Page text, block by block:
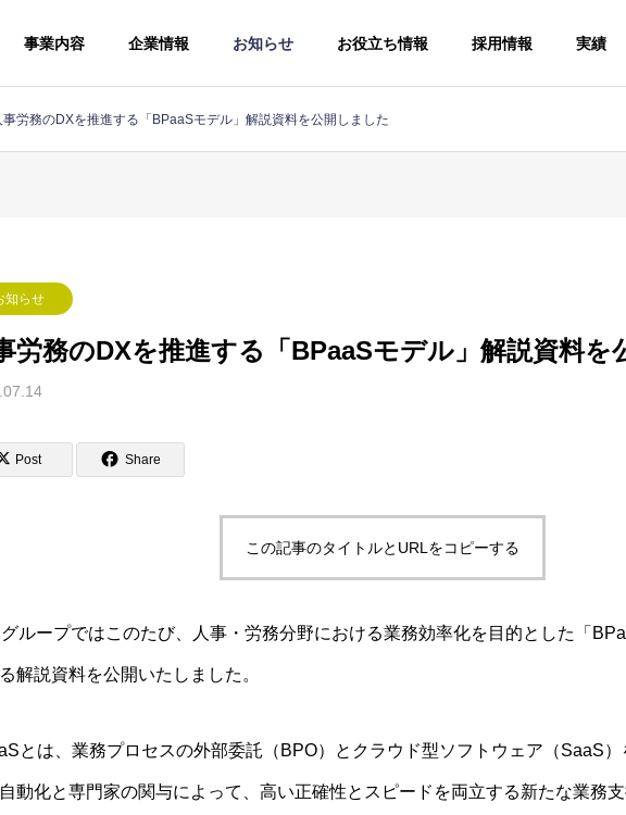
事業内容 企業情報 お知らせ お役立ち情報 採用情報 実績
社会保険手続
きアウトソー
シング
Social
procedure
agency
人事労務コン
サルティング
事労務のDXを推進する「BPaaSモデル」解説資料を公開しました
知らせ
労務のDXを推進する「BPaaSモデル」解説資料を
Post Share
この記事のタイトルとURLをコピーする
ループではこのたび、人事・労務分野における業務効率化を目的とした「
解説資料を公開いたしました。
とは、業務プロセスの外部委託（BPO）とクラウド型ソフトウェア（SaaS
動化と専門家の関与によって、高い正確性とスピードを両立する新たな業務